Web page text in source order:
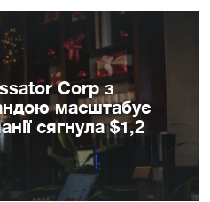
Corp з
масштабує
сягнула $1,2